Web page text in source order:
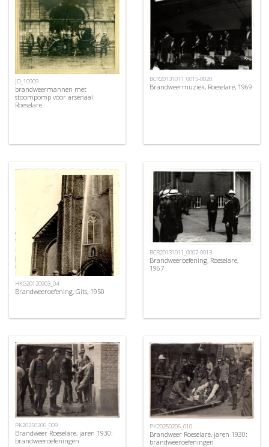
JD_10909
brandweermannen met
stoompomp voor arsenaal
Roeselare
BCR20131011_0015-0020
Brandweermuziek, Roeselare, 1969
HKG20120903_04
Brandweeroefening, Gits, 1950
BCR20131011_0007-0013
Brandweeroefening, Roeselare,
1967
PK20250206_009
Brandweer Roeselare, jaren 1930:
brandweeroefeningen
PK20250206_010
Brandweer Roeselare, jaren 1930:
brandweeroefeningen